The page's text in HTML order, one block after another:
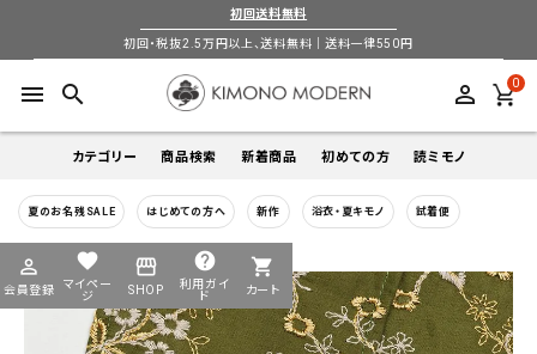
初回送料無料
初回・税抜2.5万円以上、送料無料｜送料一律550円
menu search perm_identity 0
カテゴリー
着物
帯
商品検索
キーワードから探す
search
新着商品 初めての方 読ミモノ
夏のお名残SALE はじめての方へ 新作 浴衣・夏キモノ 試着便
perm_identity
会員登録
favorite
マイペー
ジ
storefront
SHOP
help
利用ガイ
ド
shopping_cart
カート search